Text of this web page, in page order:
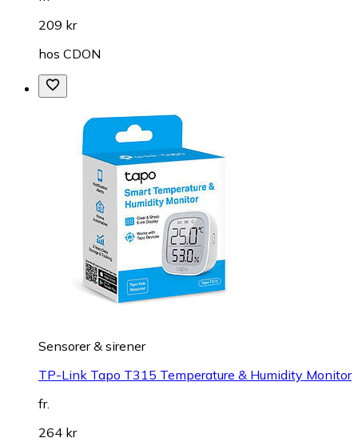
209 kr
hos CDON
Sensorer & sirener
TP-Link Tapo T315 Temperature & Humidity Monitor
fr.
264 kr